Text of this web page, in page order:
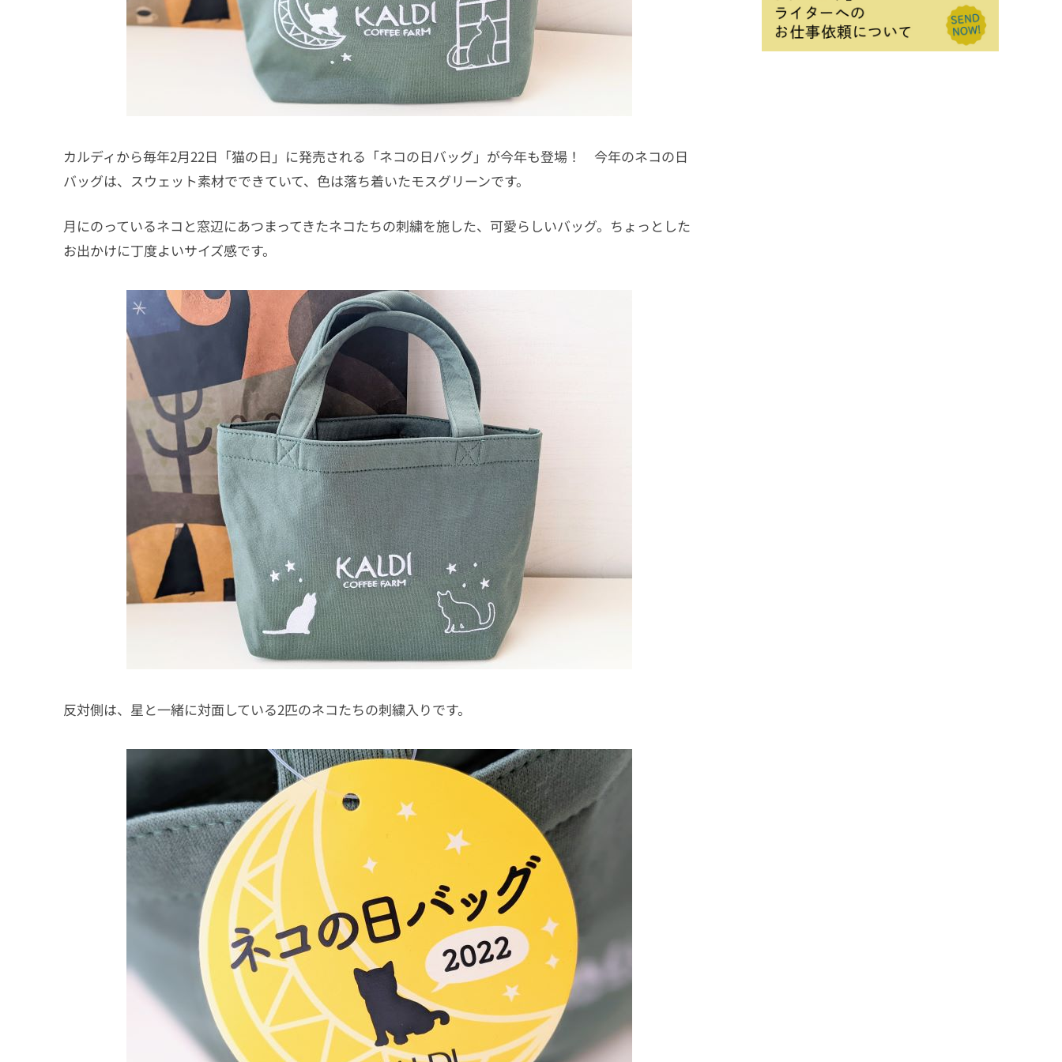
カルディから毎年2月22日「猫の日」に発売される「ネコの日バッグ」が今年も登場！ 今年のネコの日
バッグは、スウェット素材でできていて、色は落ち着いたモスグリーンです。
月にのっているネコと窓辺にあつまってきたネコたちの刺繍を施した、可愛らしいバッグ。ちょっとした
お出かけに丁度よいサイズ感です。
反対側は、星と一緒に対面している2匹のネコたちの刺繍入りです。